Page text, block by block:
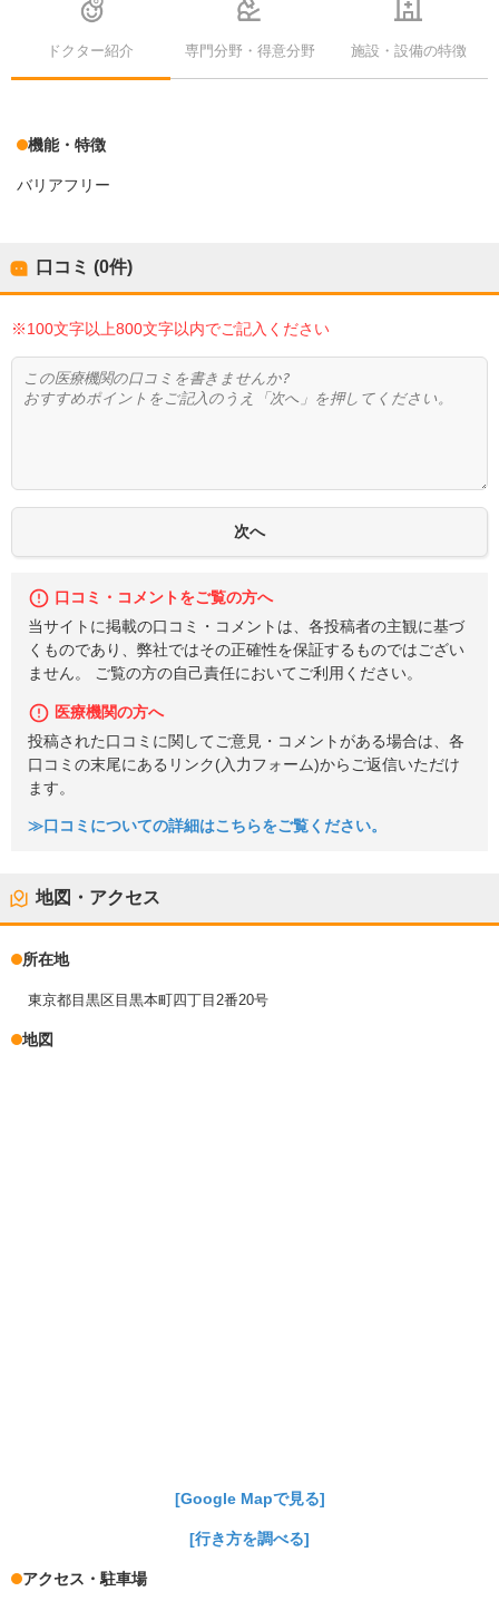
ドクター紹介 専門分野・得意分野 施設・設備の特徴
機能・特徴
バリアフリー
口コミ (0件)
※100文字以上800文字以内でご記入ください
口コミ・コメントをご覧の方へ
当サイトに掲載の口コミ・コメントは、各投稿者の主観に基づ
くものであり、弊社ではその正確性を保証するものではござい
ません。 ご覧の方の自己責任においてご利用ください。
医療機関の方へ
投稿された口コミに関してご意見・コメントがある場合は、各
口コミの末尾にあるリンク(入力フォーム)からご返信いただけ
ます。
≫口コミについての詳細はこちらをご覧ください。
地図・アクセス
所在地
東京都目黒区目黒本町四丁目2番20号
地図
[Google Mapで見る]
[行き方を調べる]
アクセス・駐車場